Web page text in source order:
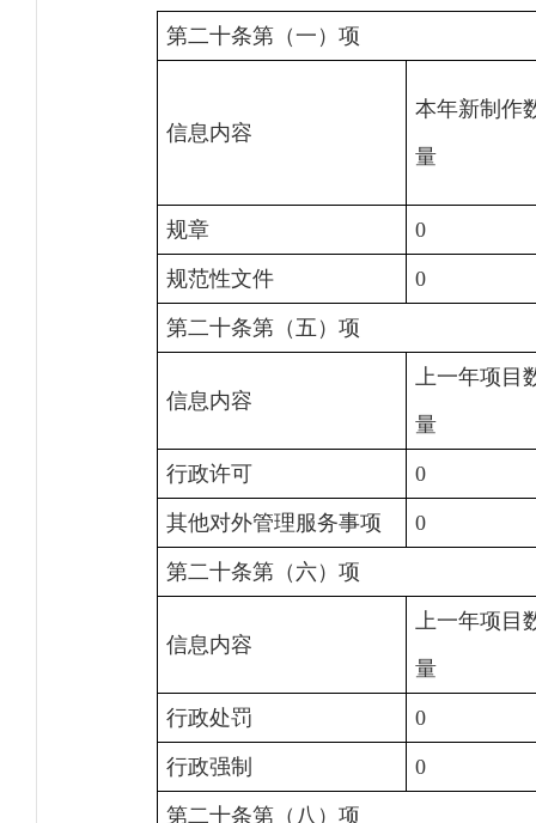
第二十条第（一）项
信息内容
本年新制作
量
规章 0
规范性文件 0
第二十条第（五）项
信息内容
上一年项目
量
行政许可 0
其他对外管理服务事项 0
第二十条第（六）项
信息内容
上一年项目
量
行政处罚 0
行政强制 0
第二十条第（八）项